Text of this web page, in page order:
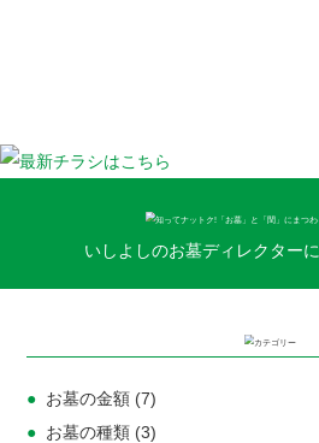
いしよしのお墓ディレクター
お墓の金額 (7)
お墓の種類 (3)